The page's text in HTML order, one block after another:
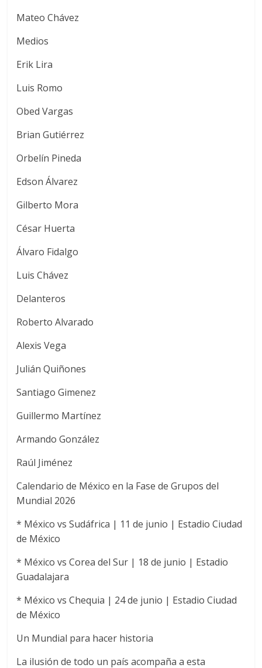
Mateo Chávez
Medios
Erik Lira
Luis Romo
Obed Vargas
Brian Gutiérrez
Orbelín Pineda
Edson Álvarez
Gilberto Mora
César Huerta
Álvaro Fidalgo
Luis Chávez
Delanteros
Roberto Alvarado
Alexis Vega
Julián Quiñones
Santiago Gimenez
Guillermo Martínez
Armando González
Raúl Jiménez
Calendario de México en la Fase de Grupos del
Mundial 2026
* México vs Sudáfrica | 11 de junio | Estadio Ciudad
de México
* México vs Corea del Sur | 18 de junio | Estadio
Guadalajara
* México vs Chequia | 24 de junio | Estadio Ciudad
de México
Un Mundial para hacer historia
La ilusión de todo un país acompaña a esta